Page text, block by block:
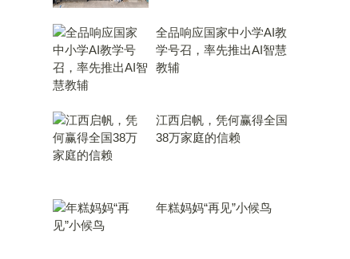
全品响应国家中小学AI教
学号召，率先推出AI智慧
教辅
江西启帆，凭何赢得全国
38万家庭的信赖
年糕妈妈“再见”小候鸟